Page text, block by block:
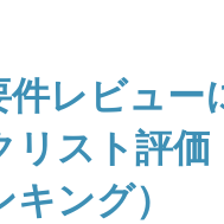
件レビュー
リスト評価
ング）